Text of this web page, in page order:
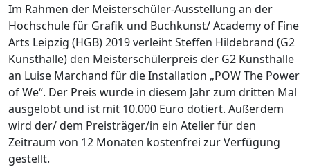
Im Rahmen der Meisterschüler-Ausstellung an der
Hochschule für Grafik und Buchkunst/ Academy of Fine
Arts Leipzig (HGB) 2019 verleiht Steffen Hildebrand (G2
Kunsthalle) den Meisterschülerpreis der G2 Kunsthalle
an Luise Marchand für die Installation „POW The Power
of We“. Der Preis wurde in diesem Jahr zum dritten Mal
ausgelobt und ist mit 10.000 Euro dotiert. Außerdem
wird der/ dem Preisträger/in ein Atelier für den
Zeitraum von 12 Monaten kostenfrei zur Verfügung
gestellt.